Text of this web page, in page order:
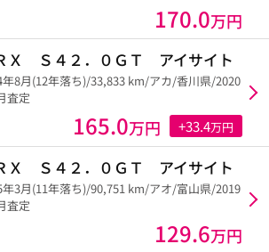
170.0万円
Ｘ Ｓ４２．０ＧＴ アイサイト
年8月(12年落ち)/33,833 km/アカ/香川県/2020
査定
165.0万円 +33.4万円
Ｘ Ｓ４２．０ＧＴ アイサイト
年3月(11年落ち)/90,751 km/アオ/富山県/2019
査定
129.6万円